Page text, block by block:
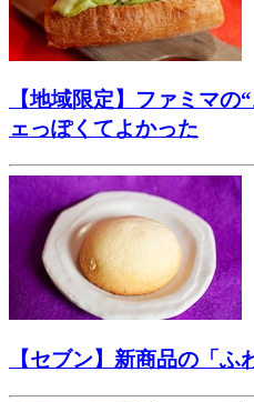
【地域限定】ファミマ
ェっぽくてよかった
【セブン】新商品の「